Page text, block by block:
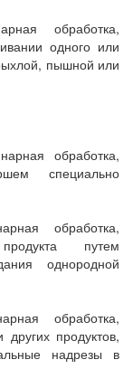
обработка,
одного или
пышной или
обработка,
специально
обработка,
путем
однородной
обработка,
продуктов,
надрезы в